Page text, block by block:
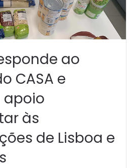
ao
CASA e
apoio
às
de Lisboa e